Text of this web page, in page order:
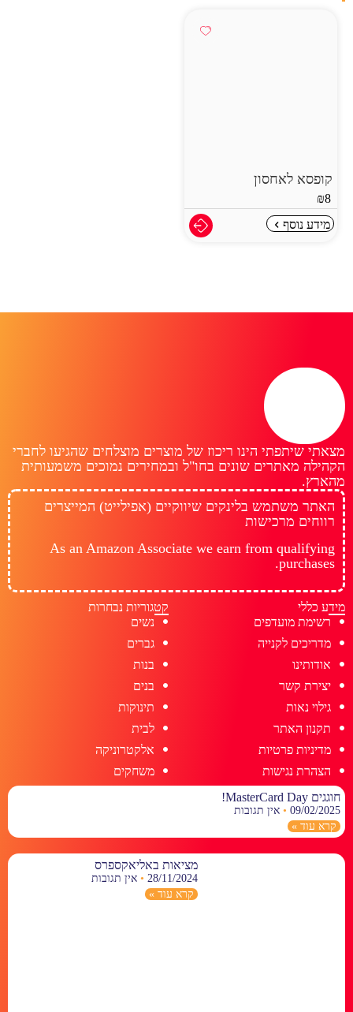
קופסא לאחסון
₪8
מידע נוסף
מצאתי שיתפתי הינו ריכוז של מוצרים מוצלחים שהגיעו לחברי
הקהילה מאתרים שונים בחו"ל ובמחירים נמוכים משמעותית
מהארץ.
האתר משתמש בלינקים שיווקיים (אפילייט) המייצרים
רווחים מרכישות
As an Amazon Associate we earn from qualifying
purchases.
מידע כללי
רשימת מועדפים
מדריכים לקנייה
אודותינו
יצירת קשר
גילוי נאות
תקנון האתר
מדיניות פרטיות
הצהרת נגישות
קטגוריות נבחרות
נשים
גברים
בנות
בנים
תינוקות
לבית
אלקטרוניקה
משחקים
חוגגים MasterCard Day!
09/02/2025
אין תגובות
קרא עוד »
מציאות באליאקספרס
28/11/2024
אין תגובות
קרא עוד »